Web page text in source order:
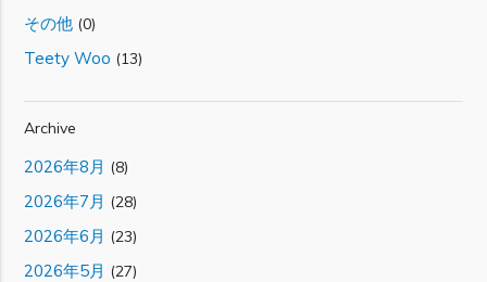
その他(0)
Teety Woo (13)
Archive
2026年8月 (8)
2026年7月 (28)
2026年6月 (23)
2026年5月 (27)